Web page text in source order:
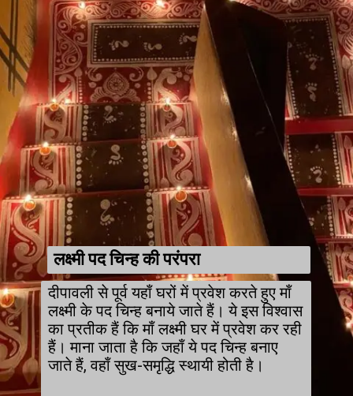
दीपावली से पूर्व यहाँ घरों में प्रवेश करते हुए माँ
लक्ष्मी के पद चिन्ह बनाये जाते हैं। ये इस विश्वास
का प्रतीक हैं कि माँ लक्ष्मी घर में प्रवेश कर रही
हैं। माना जाता है कि जहाँ ये पद चिन्ह बनाए
जाते हैं, वहाँ सुख-समृद्धि स्थायी होती है।
लक्ष्मी पद चिन्ह की परंपरा